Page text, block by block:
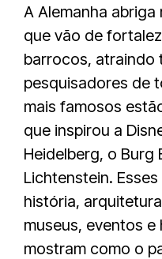
A Alemanha abriga
que vão de
barrocos, atraindo
pesquisadores de
mais famosos
que inspirou a
Heidelberg, o Burg
Lichtenstein.
história,
museus, eventos e
mostram como o